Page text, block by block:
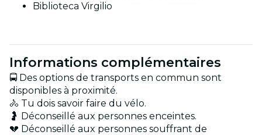
Biblioteca Virgilio
Informations complémentaires
🚍 Des options de transports en commun sont
disponibles à proximité.
🚴 Tu dois savoir faire du vélo.
🤰 Déconseillé aux personnes enceintes.
💔 Déconseillé aux personnes souffrant de